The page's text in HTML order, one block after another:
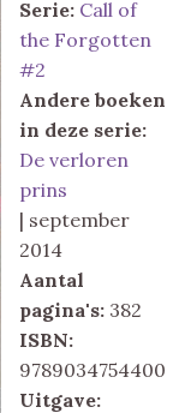
Serie: Call of
the Forgotten
#2
Andere boeken
in deze serie:
De verloren
prins
| september
2014
Aantal
pagina's: 382
ISBN:
9789034754400
Uitgave: